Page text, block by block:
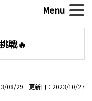
戦🔥
08/29 更新日：2023/10/27